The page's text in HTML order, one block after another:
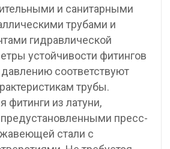
и санитарными
трубами и
гидравлической
устойчивости фитингов
соответствуют
трубы.
фитинги из латуни,
пресс-
стали с